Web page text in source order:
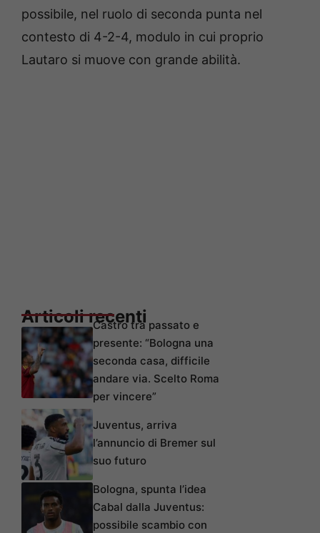
possibile, nel ruolo di seconda punta nel
contesto di 4-2-4, modulo in cui proprio
Lautaro si muove con grande abilità.
Articoli recentiCastro tra passato e
presente: “Bologna una
seconda casa, difficile
andare via. Scelto Roma
per vincere”
Juventus, arriva
l’annuncio di Bremer sul
suo futuro
Bologna, spunta l’idea
Cabal dalla Juventus:
possibile scambio con